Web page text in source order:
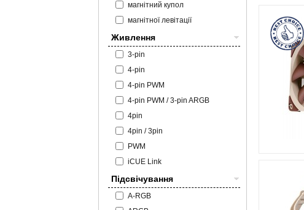
магнітний купол
магнітної левітації
Живлення
3-pin
4-pin
4-pin PWM
4-pin PWM / 3-pin ARGB
4pin
4pin / 3pin
PWM
iCUE Link
Підсвічування
A-RGB